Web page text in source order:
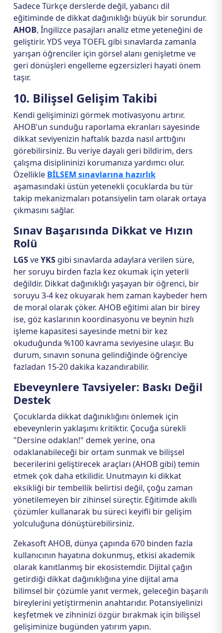
Sadece Türkçe derslerde değil, yabancı dil
eğitiminde de dikkat dağınıklığı büyük bir sorundur.
AHOB, İngilizce pasajları analiz etme yeteneğini de
geliştirir. YDS veya TOEFL gibi sınavlarda zamanla
yarışan öğrenciler için görsel alanı genişletme ve
geri dönüşleri engelleme egzersizleri hayati önem
taşır.
10. Bilişsel Gelişim Takibi
Kendi gelişiminizi görmek motivasyonu artırır.
AHOB'un sunduğu raporlama ekranları sayesinde
dikkat seviyenizin haftalık bazda nasıl arttığını
görebilirsiniz. Bu veriye dayalı geri bildirim, ders
çalışma disiplininizi korumanıza yardımcı olur.
Özellikle BİLSEM sınavlarına hazırlık
aşamasındaki üstün yetenekli çocuklarda bu tür
takip mekanizmaları potansiyelin tam olarak ortaya
çıkmasını sağlar.
Sınav Başarısında Dikkat ve Hızın
Rolü
LGSveYKS gibi sınavlarda adaylara verilen süre,
her soruyu birden fazla kez okumak için yeterli
değildir. Dikkat dağınıklığı yaşayan bir öğrenci, bir
soruyu 3-4 kez okuyarak hem zaman kaybeder hem
de moral olarak çöker. AHOB eğitimi alan bir birey
ise, göz kaslarının koordinasyonu ve beynin hızlı
işleme kapasitesi sayesinde metni bir kez
okuduğunda %100 kavrama seviyesine ulaşır. Bu
durum, sınavın sonuna gelindiğinde öğrenciye
fazladan 15-20 dakika kazandırabilir.
Ebeveynlere Tavsiyeler: Baskı Değil
Destek
Çocuklarda dikkat dağınıklığını önlemek için
ebeveynlerin yaklaşımı kritiktir. Çocuğa sürekli
"Dersine odaklan!" demek yerine, ona
odaklanabileceği bir ortam sunmak ve bilişsel
becerilerini geliştirecek araçları (AHOB gibi) temin
etmek çok daha etkilidir. Unutmayın ki dikkat
eksikliği bir tembellik belirtisi değil, çoğu zaman
yönetilemeyen bir zihinsel süreçtir. Eğitimde akıllı
çözümler kullanarak bu süreci keyifli bir gelişim
yolculuğuna dönüştürebilirsiniz.
Zekasoft AHOB, dünya çapında 670 binden fazla
kullanıcının hayatına dokunmuş, etkisi akademik
olarak kanıtlanmış bir ekosistemdir. Dijital çağın
getirdiği dikkat dağınıklığına yine dijital ama
bilimsel bir çözümle yanıt vermek, geleceğin başarılı
bireylerini yetiştirmenin anahtarıdır. Potansiyelinizi
keşfetmek ve zihninizi özgür bırakmak için bilişsel
gelişiminize bugünden yatırım yapın.